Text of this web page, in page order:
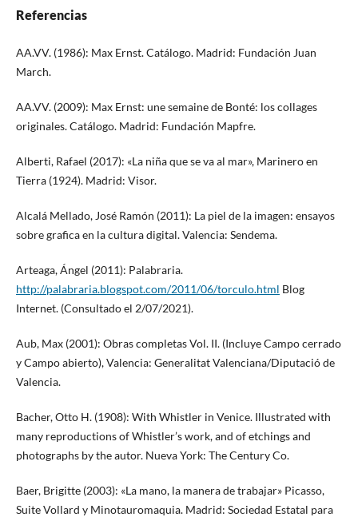
Referencias
AA.VV. (1986): Max Ernst. Catálogo. Madrid: Fundación Juan
March.
AA.VV. (2009): Max Ernst: une semaine de Bonté: los collages
originales. Catálogo. Madrid: Fundación Mapfre.
Alberti, Rafael (2017): «La niña que se va al mar», Marinero en
Tierra (1924). Madrid: Visor.
Alcalá Mellado, José Ramón (2011): La piel de la imagen: ensayos
sobre grafica en la cultura digital. Valencia: Sendema.
Arteaga, Ángel (2011): Palabraria.
http://palabraria.blogspot.com/2011/06/torculo.html Blog
Internet. (Consultado el 2/07/2021).
Aub, Max (2001): Obras completas Vol. II. (Incluye Campo cerrado
y Campo abierto), Valencia: Generalitat Valenciana/Diputació de
Valencia.
Bacher, Otto H. (1908): With Whistler in Venice. Illustrated with
many reproductions of Whistler’s work, and of etchings and
photographs by the autor. Nueva York: The Century Co.
Baer, Brigitte (2003): «La mano, la manera de trabajar» Picasso,
Suite Vollard y Minotauromaquia. Madrid: Sociedad Estatal para